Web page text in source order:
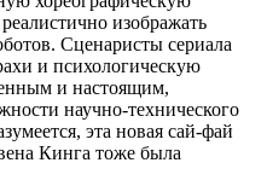
изображать
Сценаристы сериала
и психологическую
и настоящим,
научно-технического
эта новая сай-фай
Кинга тоже была